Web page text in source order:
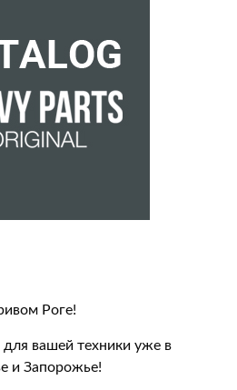
Роге!
для вашей техники уже в
и Запорожье!